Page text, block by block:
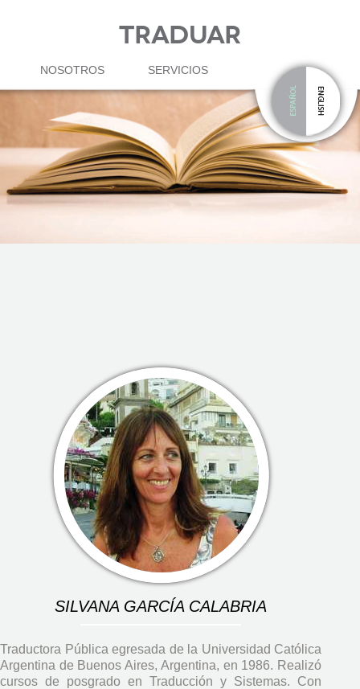
TRADUAR
NOSOTROS SERVICIOS
SILVANA GARCÍA CALABRIA
Traductora Pública egresada de la Universidad Católica
Argentina de Buenos Aires, Argentina, en 1986. Realizó
cursos de posgrado en Traducción y Sistemas. Con